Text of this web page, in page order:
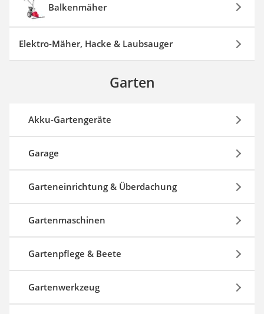
Balkenmäher
Elektro-Mäher, Hacke & Laubsauger
Garten
Akku-Gartengeräte
Garage
Garteneinrichtung & Überdachung
Gartenmaschinen
Gartenpflege & Beete
Gartenwerkzeug